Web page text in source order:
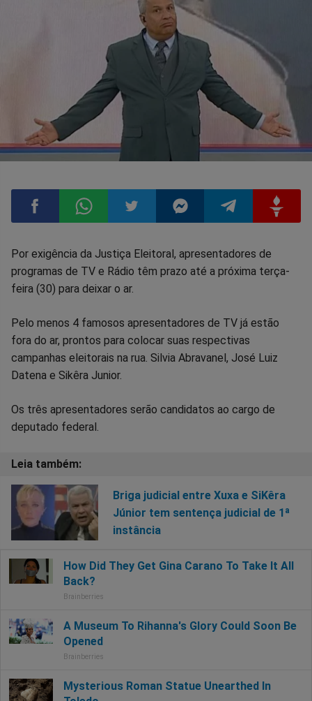
Compartilhar
no
Facebook
Compartilhar
no
Whatsapp
Compartilhar
no
Twitter
Compartilhar
Messenger
Compartilhar
TelegramGettr
Por exigência da Justiça Eleitoral, apresentadores de
programas de TV e Rádio têm prazo até a próxima terça-
feira (30) para deixar o ar.
Pelo menos 4 famosos apresentadores de TV já estão
fora do ar, prontos para colocar suas respectivas
campanhas eleitorais na rua. Silvia Abravanel, José Luiz
Datena e Sikêra Junior.
Os três apresentadores serão candidatos ao cargo de
deputado federal.
Briga judicial entre Xuxa e SiKêra
Júnior tem sentença judicial de 1ª
instância